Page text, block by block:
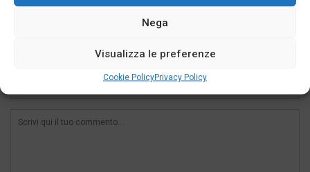
Nega
Visualizza le preferenze
Cookie PolicyPrivacy Policy